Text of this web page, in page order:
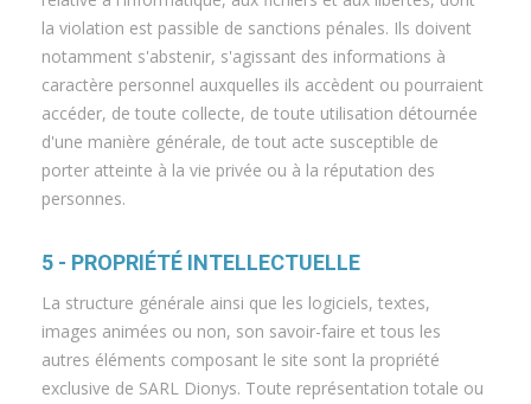
la violation est passible de sanctions pénales. Ils doivent
notamment s'abstenir, s'agissant des informations à
caractère personnel auxquelles ils accèdent ou pourraient
accéder, de toute collecte, de toute utilisation détournée
d'une manière générale, de tout acte susceptible de
porter atteinte à la vie privée ou à la réputation des
personnes.
5 - PROPRIÉTÉ INTELLECTUELLE
La structure générale ainsi que les logiciels, textes,
images animées ou non, son savoir-faire et tous les
autres éléments composant le site sont la propriété
exclusive de SARL Dionys. Toute représentation totale ou